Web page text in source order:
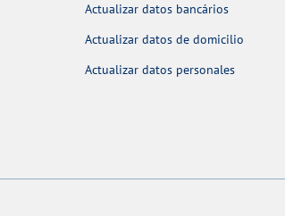
Actualizar datos bancários
Actualizar datos de domicilio
Actualizar datos personales